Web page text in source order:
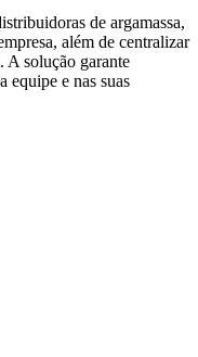
de argamassa,
além de centralizar
A solução garante
equipe e nas suas